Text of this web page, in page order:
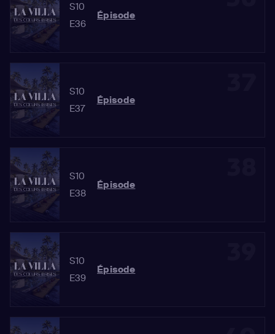
S10
E36
Épisode
S10
E37
Épisode
S10
E38
Épisode
S10
E39
Épisode